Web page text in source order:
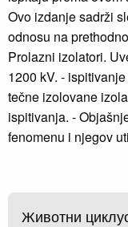
Ovo izdanje sadrži
odnosu na
Prolazni izolatori.
1200 kV. -
tečne izolovane
ispitivanja. -
fenomenu i njegov
Животни